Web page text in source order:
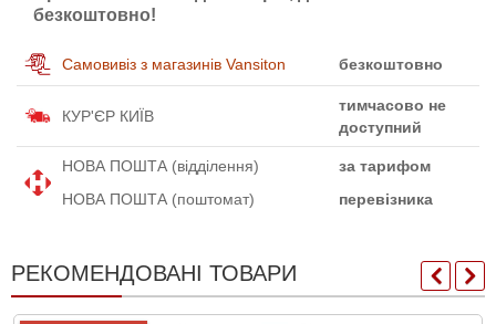
безкоштовно!
Самовивіз з магазинів Vansiton безкоштовно
КУР'ЄР КИЇВ
тимчасово не
доступний
НОВА ПОШТА (відділення)
за тарифом
НОВА ПОШТА (поштомат)
перевізника
РЕКОМЕНДОВАНІ ТОВАРИ